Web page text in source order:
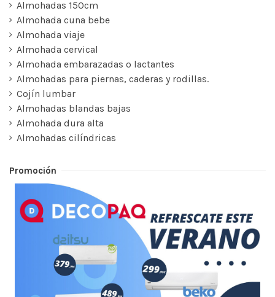
Almohadas 150cm
Almohada cuna bebe
Almohada viaje
Almohada cervical
Almohada embarazadas o lactantes
Almohadas para piernas, caderas y rodillas.
Cojín lumbar
Almohadas blandas bajas
Almohada dura alta
Almohadas cilíndricas
Promoción